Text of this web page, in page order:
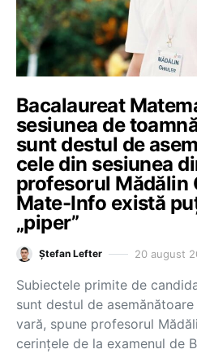
Bacalaureat
sesiunea de
sunt destul de
cele din sesiunea
profesorul Mădălin
Mate-Info există
„piper”
Ștefan Lefter 20 august
Subiectele primite de
sunt destul de
vară, spune profesorul
cerințele de la examenul de